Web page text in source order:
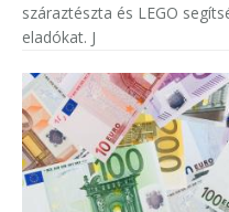
száraztészta és LEGO
eladókat. J